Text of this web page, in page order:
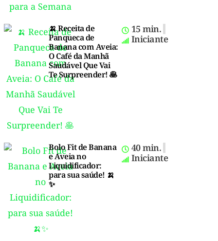
🍌 Receita de
Panqueca de
Banana com Aveia:
O Café da Manhã
Saudável Que Vai
Te Surpreender! 🥞
15 min.
Iniciante
Bolo Fit de Banana
e Aveia no
Liquidificador:
para sua saúde! 🍌
✨
40 min.
Iniciante